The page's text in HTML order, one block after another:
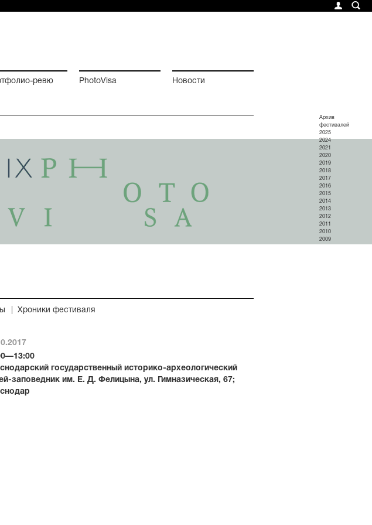
ревю PhotoVisa Новости
Архив
фестивалей
2025
2024
2021
2020
2019
2018
2017
2016
2015
2014
2013
2012
2011
2010
2009
Хроники фестиваля
государственный историко-археологический
заповедник им. Е. Д. Фелицына, ул. Гимназическая, 67;